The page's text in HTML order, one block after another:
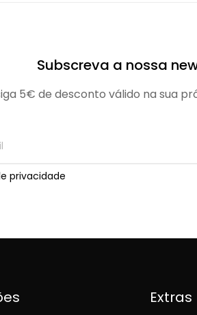
Subscreva a nossa
5€ de desconto válido na sua
privacidade
Extras